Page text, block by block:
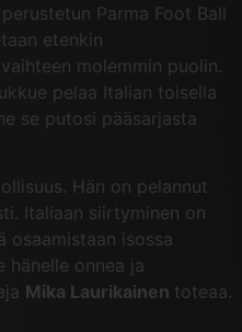
Parma Foot Ball
etenkin
molemmin puolin.
pelaa Italian toisella
se putosi pääsarjasta
Hän on pelannut
Italiaan siirtyminen on
osaamistaan isossa
hänelle onnea ja
Mika Laurikainen toteaa.